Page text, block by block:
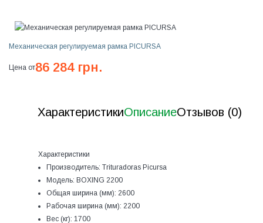
Механическая регулируемая рамка PICURSA
Цена от86 284 грн.
ХарактеристикиОписаниеОтзывов (0)
Характеристики
Производитель: Trituradoras Picursa
Модель: BOXING 2200
Общая ширина (мм): 2600
Рабочая ширина (мм): 2200
Вес (кг): 1700